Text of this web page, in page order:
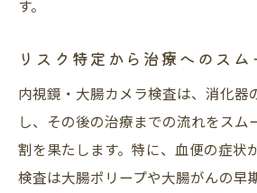
す。
リスク特定から治療へのスム
内視鏡・大腸カメラ検査は、消化器
し、その後の治療までの流れをスム
割を果たします。特に、血便の症状
検査は大腸ポリープや大腸がんの早